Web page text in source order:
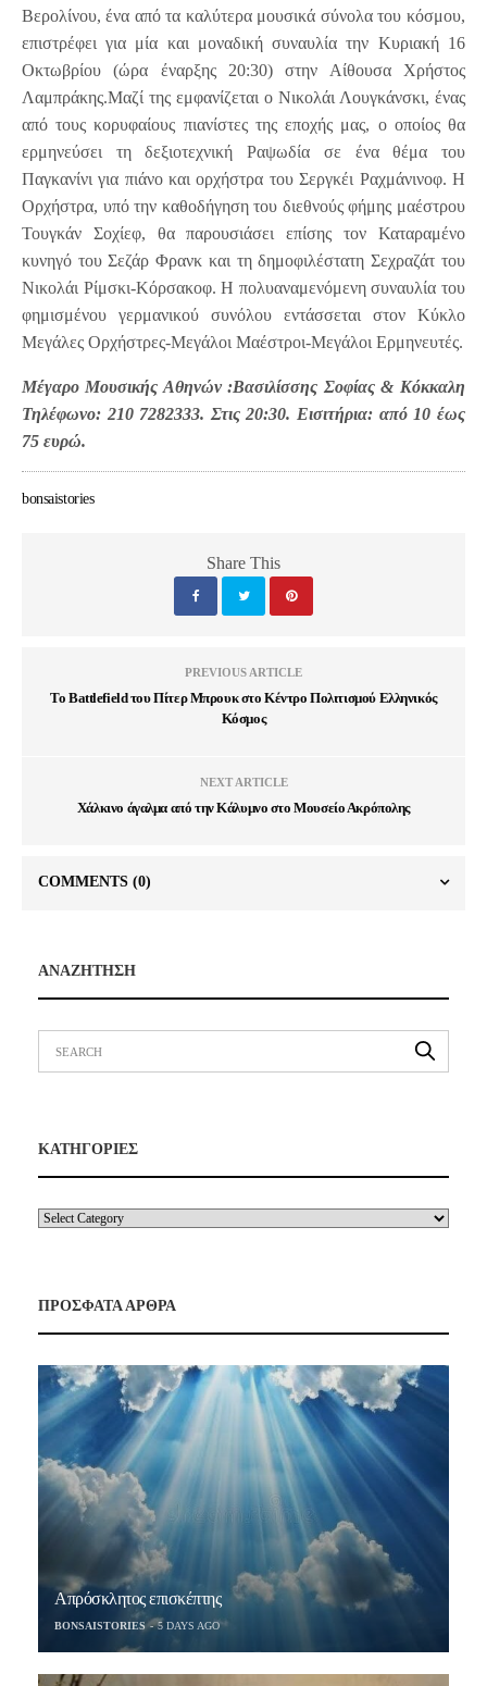
Βερολίνου, ένα από τα καλύτερα μουσικά σύνολα του κόσμου,
επιστρέφει για μία και μοναδική συναυλία την Κυριακή 16
Οκτωβρίου (ώρα έναρξης 20:30) στην Αίθουσα Χρήστος
Λαμπράκης.Μαζί της εμφανίζεται ο Νικολάι Λουγκάνσκι, ένας
από τους κορυφαίους πιανίστες της εποχής μας, ο οποίος θα
ερμηνεύσει τη δεξιοτεχνική Ραψωδία σε ένα θέμα του
Παγκανίνι για πιάνο και ορχήστρα του Σεργκέι Ραχμάνινοφ. Η
Ορχήστρα, υπό την καθοδήγηση του διεθνούς φήμης μαέστρου
Τουγκάν Σοχίεφ, θα παρουσιάσει επίσης τον Καταραμένο
κυνηγό του Σεζάρ Φρανκ και τη δημοφιλέστατη Σεχραζάτ του
Νικολάι Ρίμσκι-Κόρσακοφ. Η πολυαναμενόμενη συναυλία του
φημισμένου γερμανικού συνόλου εντάσσεται στον Κύκλο
Μεγάλες Ορχήστρες-Μεγάλοι Μαέστροι-Μεγάλοι Ερμηνευτές.
Μέγαρο Μουσικής Αθηνών :Βασιλίσσης Σοφίας & Κόκκαλη
Τηλέφωνο: 210 7282333. Στις 20:30. Εισιτήρια: από 10 έως
75 ευρώ.
bonsaistories
Share This
PREVIOUS ARTICLE
Το Battlefield του Πίτερ Μπρουκ στο Κέντρο Πολιτισμού Ελληνικός
Κόσμος
NEXT ARTICLE
Χάλκινο άγαλμα από την Κάλυμνο στο Μουσείο Ακρόπολης
COMMENTS (0)
ΑΝΑΖΗΤΗΣΗ
ΚΑΤΗΓΟΡΙΕΣ
ΠΡΟΣΦΑΤΑ ΑΡΘΡΑ
Απρόσκλητος επισκέπτης
BONSAISTORIES 5 DAYS AGO